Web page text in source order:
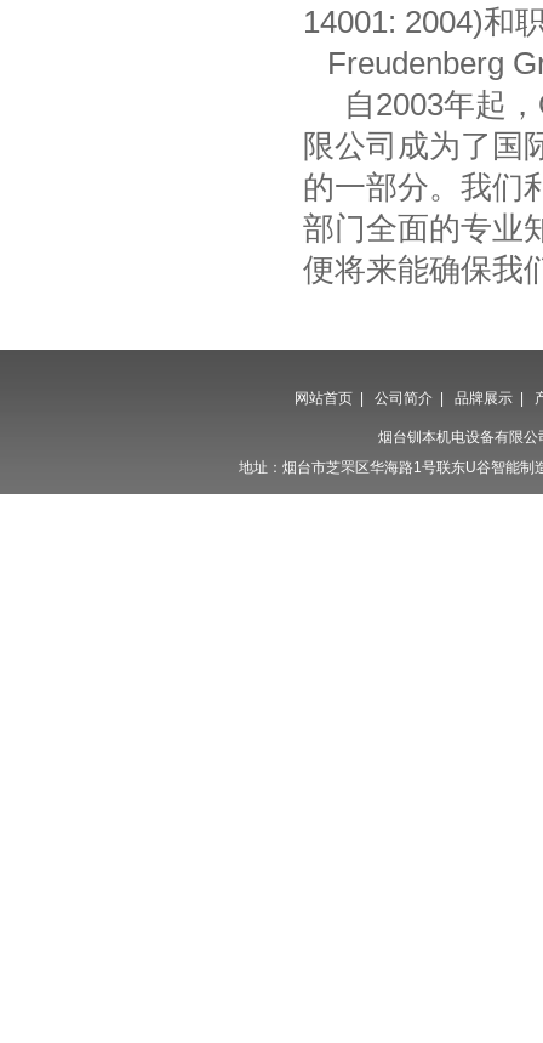
14001: 2004)和
Freudenberg
自2003年起
限公司成为了国
的一部分。我
部门全面的专业
便将来能确保我
网站首页 公司简介 品牌展示
烟台钏本机电设备有限
地址：烟台市芝罘区华海路1号联东U谷智能